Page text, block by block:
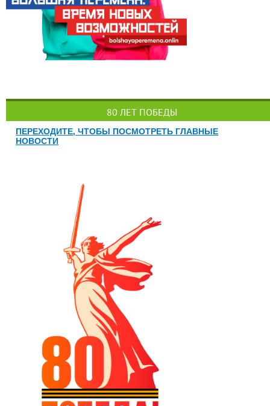
80 ЛЕТ ПОБЕДЫ
ПЕРЕХОДИТЕ, ЧТОБЫ ПОСМОТРЕТЬ ГЛАВНЫЕ
НОВОСТИ